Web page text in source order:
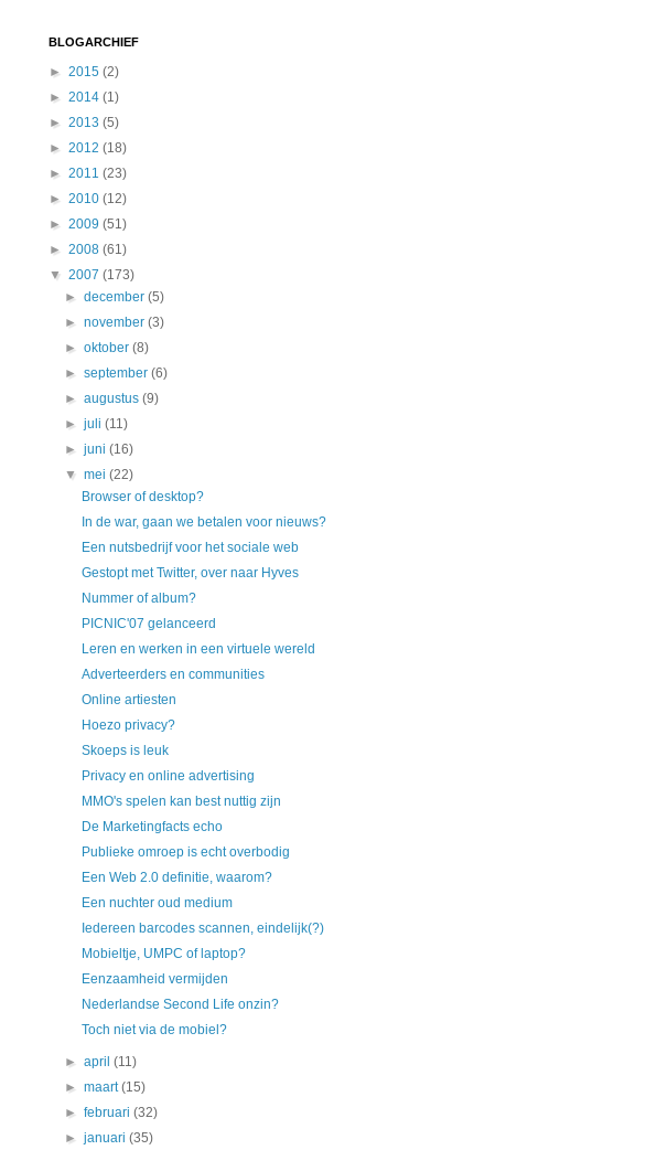
BLOGARCHIEF
► 2015 (2)
► 2014 (1)
► 2013 (5)
► 2012 (18)
► 2011 (23)
► 2010 (12)
► 2009 (51)
► 2008 (61)
▼ 2007 (173)
►december(5)
►november(3)
►oktober(8)
►september(6)
►augustus(9)
►juli(11)
►juni(16)
▼mei(22)
Browser of desktop?
In de war, gaan we betalen voor nieuws?
Een nutsbedrijf voor het sociale web
Gestopt met Twitter, over naar Hyves
Nummer of album?
PICNIC'07 gelanceerd
Leren en werken in een virtuele wereld
Adverteerders en communities
Online artiesten
Hoezo privacy?
Skoeps is leuk
Privacy en online advertising
MMO's spelen kan best nuttig zijn
De Marketingfacts echo
Publieke omroep is echt overbodig
Een Web 2.0 definitie, waarom?
Een nuchter oud medium
Iedereen barcodes scannen, eindelijk(?)
Mobieltje, UMPC of laptop?
Eenzaamheid vermijden
Nederlandse Second Life onzin?
Toch niet via de mobiel?
►april(11)
►maart(15)
►februari(32)
►januari(35)